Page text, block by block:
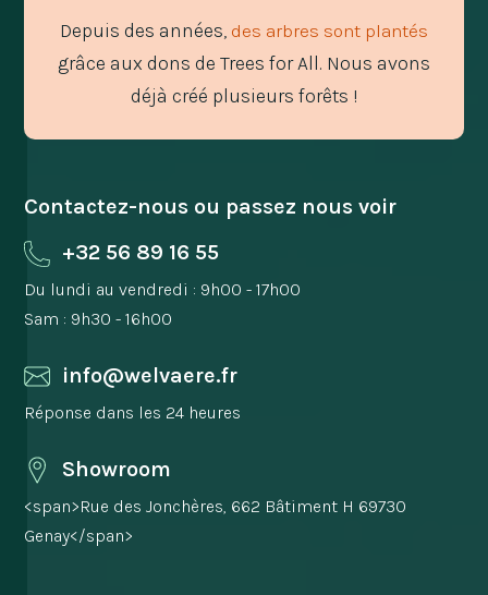
Depuis des années, des arbres sont plantés
grâce aux dons de Trees for All. Nous avons
déjà créé plusieurs forêts !
Contactez-nous ou passez nous voir
+32 56 89 16 55
Du lundi au vendredi : 9h00 - 17h00
Sam : 9h30 - 16h00
info@welvaere.fr
Réponse dans les 24 heures
Showroom
<span>Rue des Jonchères, 662 Bâtiment H 69730
Genay</span>